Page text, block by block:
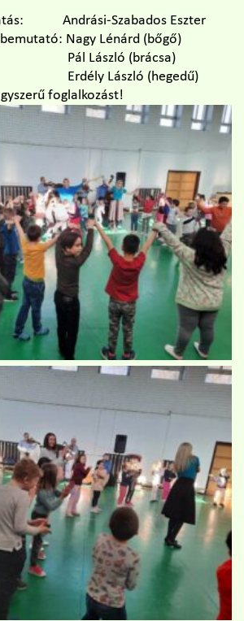
Andrási-Szabados Eszter
Nagy Lénárd (bőgő)
(brácsa)
(hegedű)
foglalkozást!